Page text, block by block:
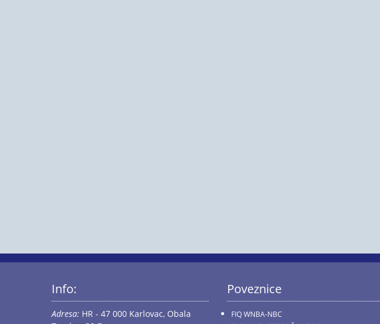
Info:
Adresa: HR - 47 000 Karlovac, Obala
Poveznice
FIQ WNBA-NBC